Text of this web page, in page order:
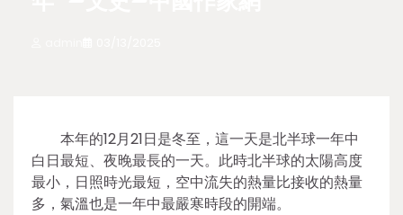
本年的12月21日是冬至，這一天是北半球一年中
白日最短、夜晚最長的一天。此時北半球的太陽高度
最小，日照時光最短，空中流失的熱量比接收的熱量
多，氣溫也是一年中最嚴寒時段的開端。